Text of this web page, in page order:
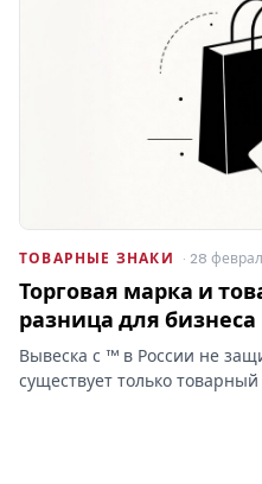
ТОВАРНЫЕ ЗНАКИ · 28
Торговая марка и
разница для бизнеса
Вывеска с ™ в России не
существует только